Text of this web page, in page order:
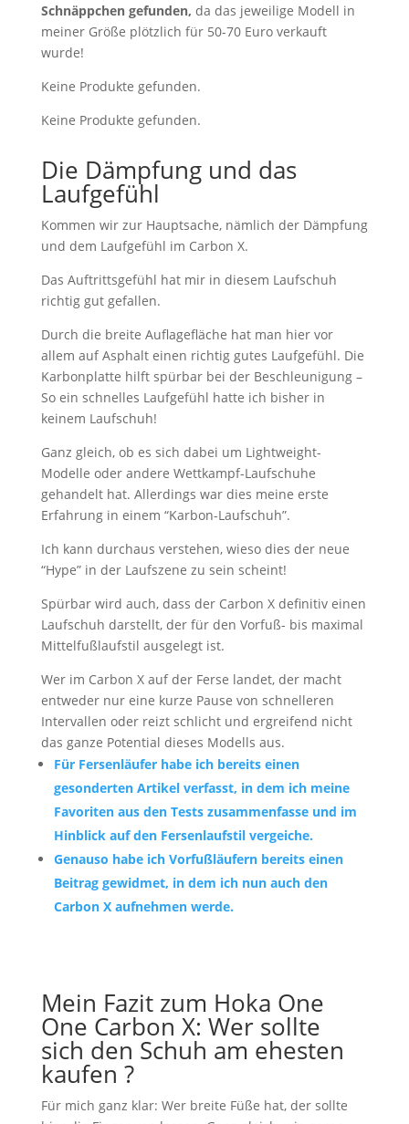
Schnäppchen gefunden, da das jeweilige Modell in
meiner Größe plötzlich für 50-70 Euro verkauft
wurde!
Keine Produkte gefunden.
Keine Produkte gefunden.
Die Dämpfung und das
Laufgefühl
Kommen wir zur Hauptsache, nämlich der Dämpfung
und dem Laufgefühl im Carbon X.
Das Auftrittsgefühl hat mir in diesem Laufschuh
richtig gut gefallen.
Durch die breite Auflagefläche hat man hier vor
allem auf Asphalt einen richtig gutes Laufgefühl. Die
Karbonplatte hilft spürbar bei der Beschleunigung –
So ein schnelles Laufgefühl hatte ich bisher in
keinem Laufschuh!
Ganz gleich, ob es sich dabei um Lightweight-
Modelle oder andere Wettkampf-Laufschuhe
gehandelt hat. Allerdings war dies meine erste
Erfahrung in einem “Karbon-Laufschuh”.
Ich kann durchaus verstehen, wieso dies der neue
“Hype” in der Laufszene zu sein scheint!
Spürbar wird auch, dass der Carbon X definitiv einen
Laufschuh darstellt, der für den Vorfuß- bis maximal
Mittelfußlaufstil ausgelegt ist.
Wer im Carbon X auf der Ferse landet, der macht
entweder nur eine kurze Pause von schnelleren
Intervallen oder reizt schlicht und ergreifend nicht
das ganze Potential dieses Modells aus.
Für Fersenläufer habe ich bereits einen
gesonderten Artikel verfasst, in dem ich meine
Favoriten aus den Tests zusammenfasse und im
Hinblick auf den Fersenlaufstil vergeiche.
Genauso habe ich Vorfußläufern bereits einen
Beitrag gewidmet, in dem ich nun auch den
Carbon X aufnehmen werde.
Mein Fazit zum Hoka One
One Carbon X: Wer sollte
sich den Schuh am ehesten
kaufen ?
Für mich ganz klar: Wer breite Füße hat, der sollte